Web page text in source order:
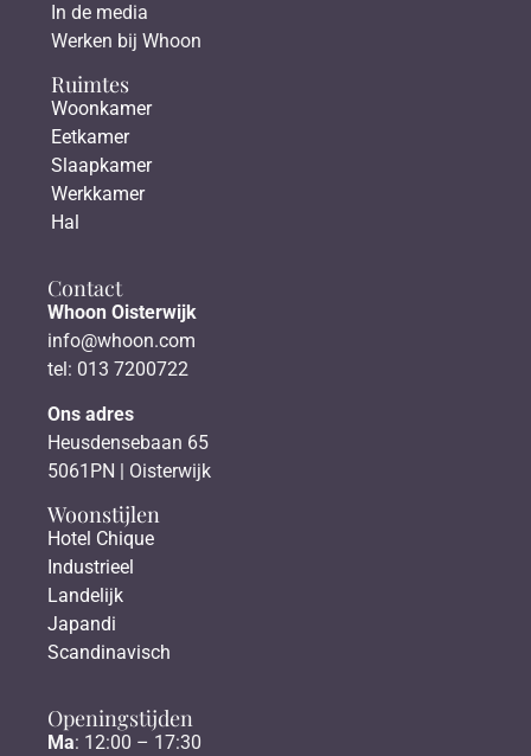
In de media
Werken bij Whoon
Ruimtes
Woonkamer
Eetkamer
Slaapkamer
Werkkamer
Hal
Contact
Whoon Oisterwijk
info@whoon.com
tel: 013 7200722
Ons adres
Heusdensebaan 65
5061PN | Oisterwijk
Woonstijlen
Hotel Chique
Industrieel
Landelijk
Japandi
Scandinavisch
Openingstijden
Ma: 12:00 – 17:30